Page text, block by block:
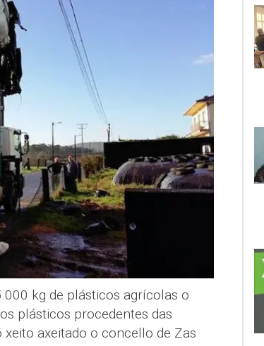
kg de plásticos agrícolas o
plásticos procedentes das
axeitado o concello de Zas